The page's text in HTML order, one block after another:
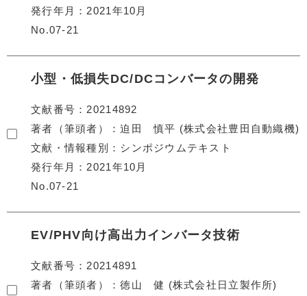
発行年月
2021年10月
No.07-21
小型・低損失DC/DCコンバータの開発
文献番号
20214892
著者（筆頭者）
迫田 慎平 (株式会社豊田自動織機)
文献・情報種別
シンポジウムテキスト
発行年月
2021年10月
No.07-21
EV/PHV向け高出力インバータ技術
文献番号
20214891
著者（筆頭者）
徳山 健 (株式会社日立製作所)